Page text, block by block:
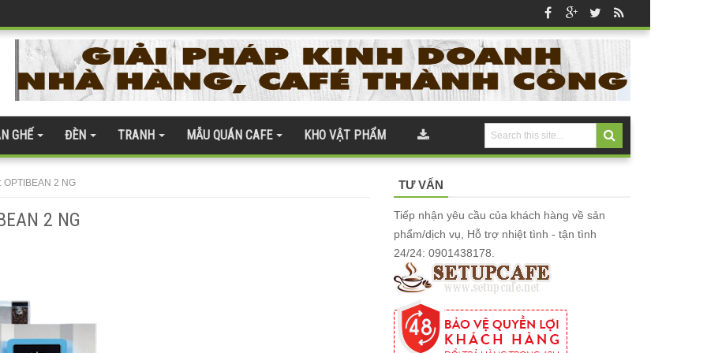
tiếp khách sang trọng
Bàn Ghế
đại
kính cường lực 277
gỗ ash 247
thượng
GHẾ ĐÈN TRANH MẪU QUÁN CAFE KHO VẬT PHẨM
OPTIBEAN 2 NG
2 NG
TƯ VẤN
Tiếp nhận yêu cầu của khách hàng về sản
phẩm/dịch vụ, Hỗ trợ nhiệt tình - tận tình
24/24: 0901438178.